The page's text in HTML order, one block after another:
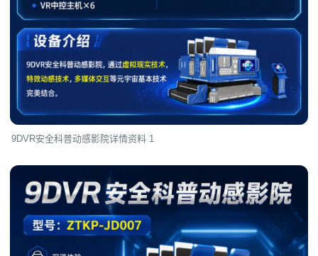
9DVR安全科普动感影院详情资料 1